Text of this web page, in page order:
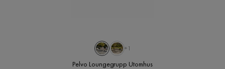
+1
Pelvo Loungegrupp Utomhus